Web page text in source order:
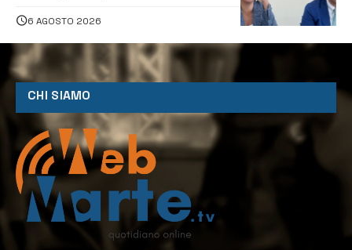
6 AGOSTO 2026
CHI SIAMO